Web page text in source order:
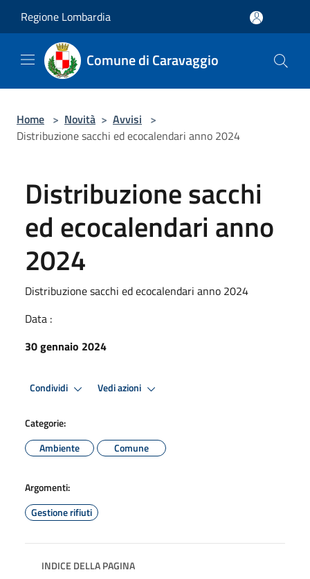
Regione Lombardia
Comune di Caravaggio
Home > Novità > Avvisi >
Distribuzione sacchi ed ecocalendari anno 2024
Distribuzione sacchi
ed ecocalendari anno
2024
Distribuzione sacchi ed ecocalendari anno 2024
Data :
30 gennaio 2024
Condividi Vedi azioni
Categorie:
Ambiente
Comune
Argomenti:
Gestione rifiuti
INDICE DELLA PAGINA